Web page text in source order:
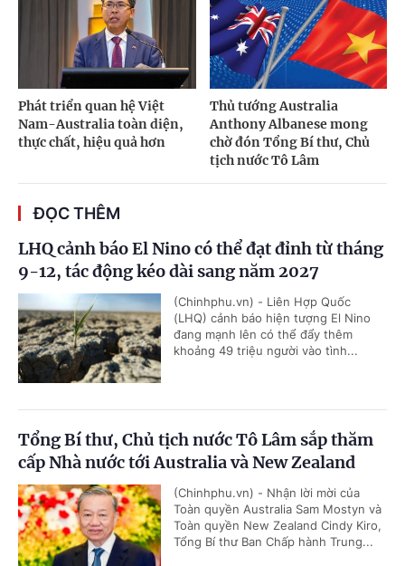
Phát triển quan hệ Việt
Nam-Australia toàn diện,
thực chất, hiệu quả hơn
Thủ tướng Australia
Anthony Albanese mong
chờ đón Tổng Bí thư, Chủ
tịch nước Tô Lâm
ĐỌC THÊM
LHQ cảnh báo El Nino có thể đạt đỉnh từ tháng
9-12, tác động kéo dài sang năm 2027
(Chinhphu.vn) - Liên Hợp Quốc
(LHQ) cảnh báo hiện tượng El Nino
đang mạnh lên có thể đẩy thêm
khoảng 49 triệu người vào tình...
Tổng Bí thư, Chủ tịch nước Tô Lâm sắp thăm
cấp Nhà nước tới Australia và New Zealand
(Chinhphu.vn) - Nhận lời mời của
Toàn quyền Australia Sam Mostyn và
Toàn quyền New Zealand Cindy Kiro,
Tổng Bí thư Ban Chấp hành Trung...